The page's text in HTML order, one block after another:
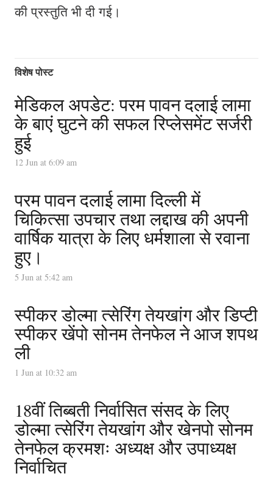
की प्रस्तुति भी दी गई।
विशेष पोस्ट
मेडिकल अपडेट: परम पावन दलाई लामा
के बाएं घुटने की सफल रिप्लेसमेंट सर्जरी
हुई
12 Jun at 6:09 am
परम पावन दलाई लामा दिल्ली में
चिकित्सा उपचार तथा लद्दाख की अपनी
वार्षिक यात्रा के लिए धर्मशाला से रवाना
हुए।
5 Jun at 5:42 am
स्पीकर डोल्मा त्सेरिंग तेयखांग और डिप्टी
स्पीकर खेंपो सोनम तेनफेल ने आज शपथ
ली
1 Jun at 10:32 am
18वीं तिब्बती निर्वासित संसद के लिए
डोल्मा त्सेरिंग तेयखांग और खेनपो सोनम
तेनफेल क्रमशः अध्यक्ष और उपाध्यक्ष
निर्वाचित